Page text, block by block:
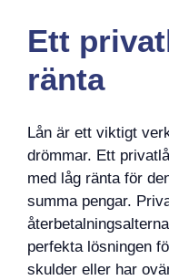
Ett
ränta
Lån är ett viktigt
drömmar. Ett
med låg ränta för
summa pengar.
perfekta lösningen
skulder eller har